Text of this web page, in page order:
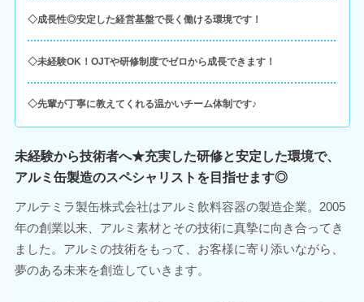
◇成長性◎安定した経営基盤で長く働ける環境です！
◇未経験OK！OJTや研修制度でゼロから成長できます！
◇先輩が丁寧に教えてくれる温かいチーム体制です♪
未経験から技術者へ★充実した研修と安定した環境で、
アルミ缶製造のスペシャリストを目指せます◎
アルテミラ製缶株式会社はアルミ飲料容器の製造企業。2005
年の創業以来、アルミ素材とその技術に真摯に向き合ってき
ました。アルミの技術をもって、お客様に寄り添いながら、
夢のある未来を創造していきます。